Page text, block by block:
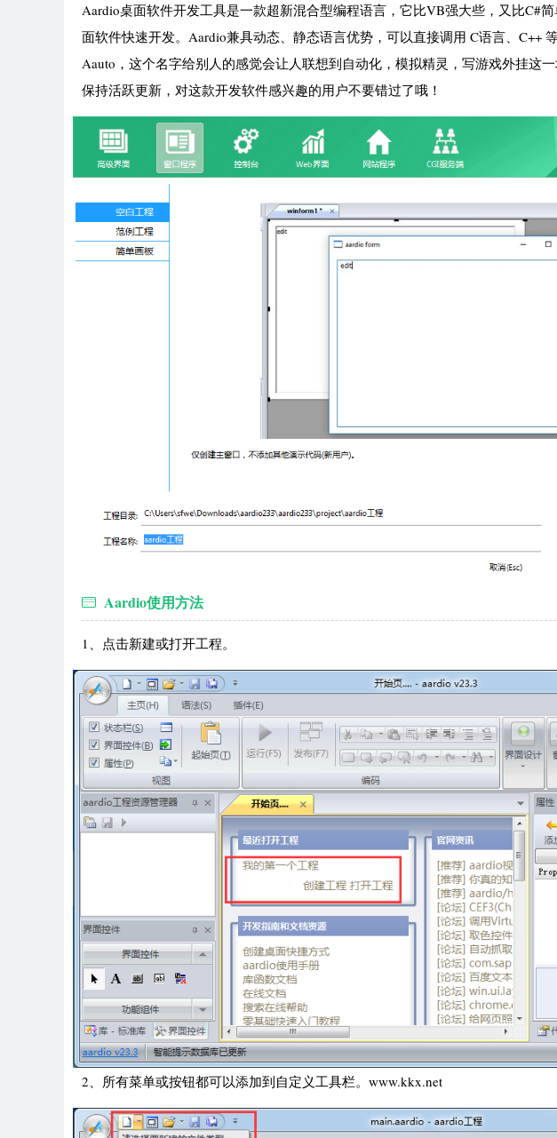
Aardio桌面软件开发工具是一款超新混合型编程语言，它比VB强大些，又比C#
面软件快速开发。Aardio兼具动态、静态语言优势，可以直接调用 C语言、C++
Aauto，这个名字给别人的感觉会让人联想到自动化，模拟精灵，写游戏外挂这
保持活跃更新，对这款开发软件感兴趣的用户不要错过了哦！
Aardio使用方法
1、点击新建或打开工程。
2、所有菜单或按钮都可以添加到自定义工具栏。www.kkx.net